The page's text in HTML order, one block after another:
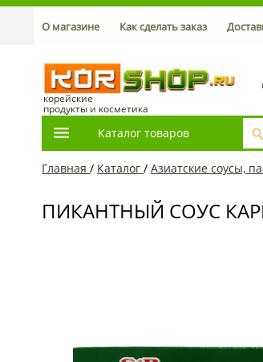
О магазине Как сделать заказ
корейские
продукты и косметика
Каталог товаров
Главная / Каталог / Азиатские соусы,
ПИКАНТНЫЙ СОУС